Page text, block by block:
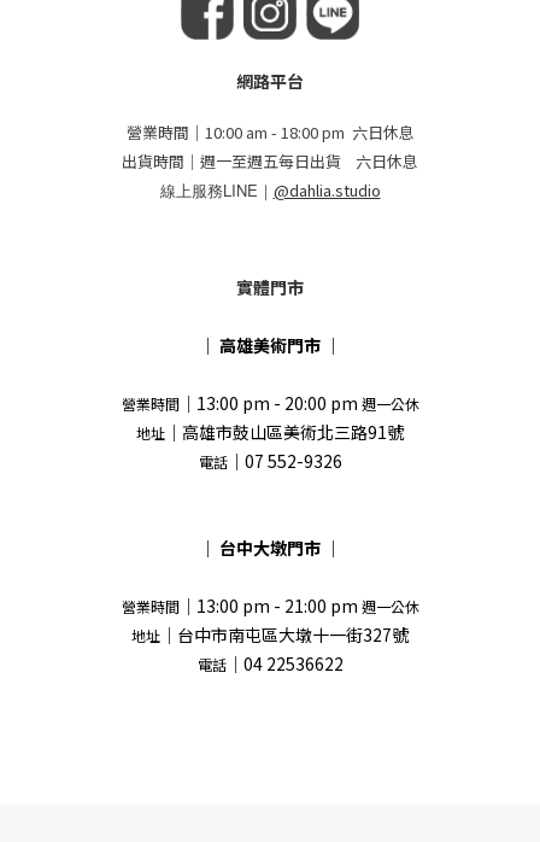
網路平台
營業時間｜10:00 am - 18:00 pm 六日休息
出貨時間｜週一至週五每日出貨 六日休息
線上服務LINE｜ @dahlia.studio
實體門市
｜ 高雄美術門市 ｜
營業時間｜13:00 pm - 20:00 pm 週一公休
地址 ｜高雄市鼓山區美術北三路91號
電話｜07 552-9326
｜ 台中大墩門市 ｜
營業時間｜13:00 pm - 21:00 pm 週一公休
地址 ｜台中市南屯區大墩十一街327號
電話｜04 22536622